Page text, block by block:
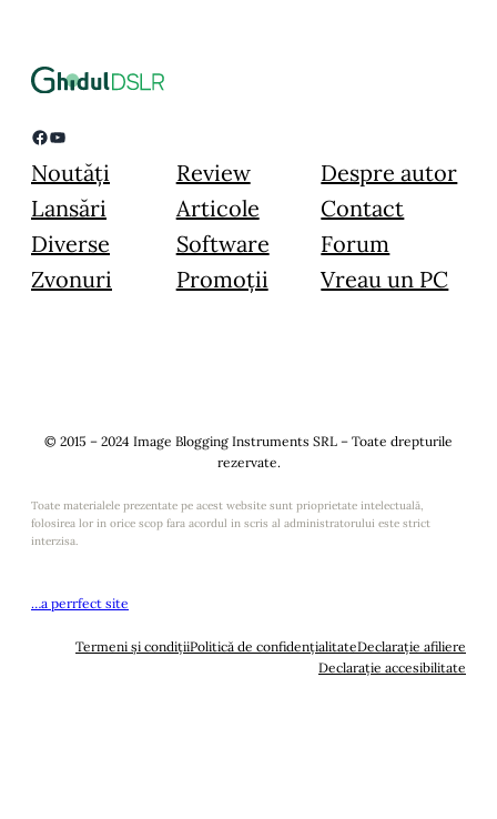
Facebook YouTube
Noutăți
Lansări
Diverse
Zvonuri
Review
Articole
Software
Promoții
Despre autor
Contact
Forum
Vreau un PC
© 2015 – 2024 Image Blogging Instruments SRL – Toate drepturile
rezervate.
Toate materialele prezentate pe acest website sunt prioprietate intelectuală,
folosirea lor in orice scop fara acordul in scris al administratorului este strict
interzisa.
…a perrfect site
Termeni și condițiiPolitică de confidențialitateDeclarație afiliere
Declarație accesibilitate